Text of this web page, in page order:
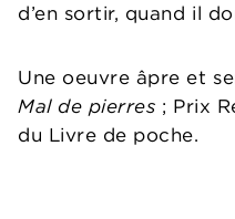
d’en sortir, quand il
Une oeuvre âpre et
Mal de pierres ; Prix
du Livre de poche.